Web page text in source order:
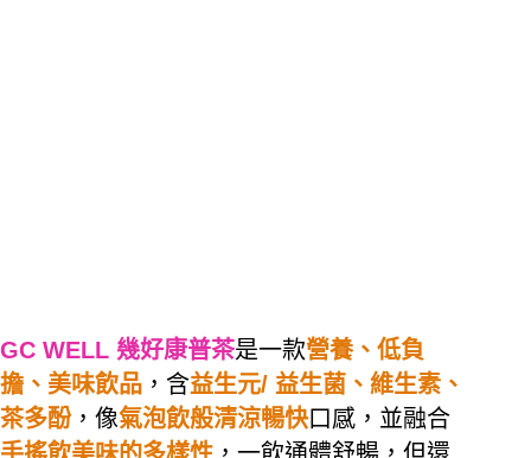
GC WELL 幾好康普茶是一款營養、低負
擔、美味飲品 ，含益生元/ 益生菌、維生素、
茶多酚，像氣泡飲般清涼暢快口感，並融合